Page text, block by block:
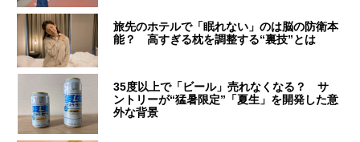
旅先のホテルで「眠れない」のは脳の防衛本
能？ 高すぎる枕を調整する“裏技”とは
35度以上で「ビール」売れなくなる？ サ
ントリーが“猛暑限定”「夏生」を開発した意
外な背景